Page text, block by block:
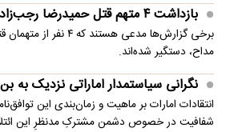
بازداشت ۴ متهم قتل حمیدرضا رجب‌زاده
برخی گزارش‌ها مدعی هستند
مداح، دستگیر شده‌اند.
نگرانی سیاستمدار اماراتی نزدیک به
انتقادات امارات بر ماهیت و زمان‌بندی این
شفافیت در خصوص دشمن مشترکِ مدنظرِ این